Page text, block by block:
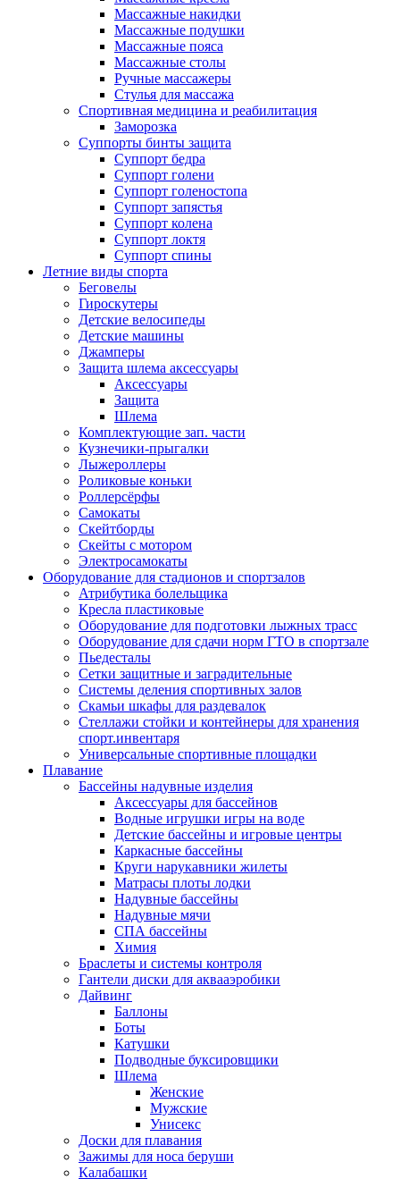
Массажные накидки
Массажные подушки
Массажные пояса
Массажные столы
Ручные массажеры
Стулья для массажа
Спортивная медицина и реабилитация
Заморозка
Суппорты бинты защита
Суппорт бедра
Суппорт голени
Суппорт голеностопа
Суппорт запястья
Суппорт колена
Суппорт локтя
Суппорт спины
Летние виды спорта
Беговелы
Гироскутеры
Детские велосипеды
Детские машины
Джамперы
Защита шлема аксессуары
Аксессуары
Защита
Шлема
Комплектующие зап. части
Кузнечики-прыгалки
Лыжероллеры
Роликовые коньки
Роллерсёрфы
Самокаты
Скейтборды
Скейты с мотором
Электросамокаты
Оборудование для стадионов и спортзалов
Атрибутика болельщика
Кресла пластиковые
Оборудование для подготовки лыжных трасс
Оборудование для сдачи норм ГТО в спортзале
Пьедесталы
Сетки защитные и заградительные
Системы деления спортивных залов
Скамьи шкафы для раздевалок
Стеллажи стойки и контейнеры для хранения
спорт.инвентаря
Универсальные спортивные площадки
Плавание
Бассейны надувные изделия
Аксессуары для бассейнов
Водные игрушки игры на воде
Детские бассейны и игровые центры
Каркасные бассейны
Круги нарукавники жилеты
Матрасы плоты лодки
Надувные бассейны
Надувные мячи
СПА бассейны
Химия
Браслеты и системы контроля
Гантели диски для аквааэробики
Дайвинг
Баллоны
Боты
Катушки
Подводные буксировщики
Шлема
Женские
Мужские
Унисекс
Доски для плавания
Зажимы для носа беруши
Калабашки